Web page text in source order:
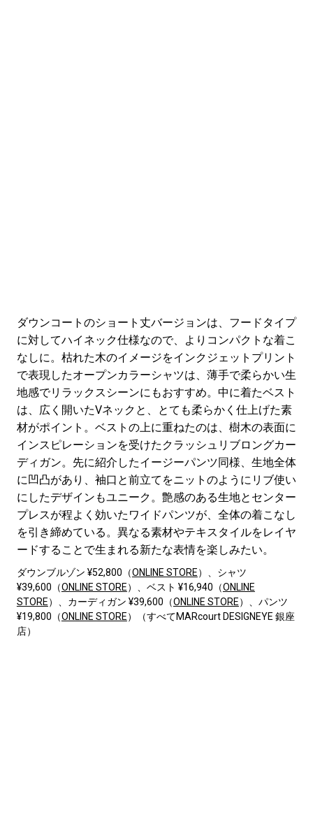
ダウンコートのショート丈バージョンは、フードタイプ
に対してハイネック仕様なので、よりコンパクトな着こ
なしに。枯れた木のイメージをインクジェットプリント
で表現したオープンカラーシャツは、薄手で柔らかい生
地感でリラックスシーンにもおすすめ。中に着たベスト
は、広く開いたVネックと、とても柔らかく仕上げた素
材がポイント。ベストの上に重ねたのは、樹木の表面に
インスピレーションを受けたクラッシュリブロングカー
ディガン。先に紹介したイージーパンツ同様、生地全体
に凹凸があり、袖口と前立てをニットのようにリブ使い
にしたデザインもユニーク。艶感のある生地とセンター
プレスが程よく効いたワイドパンツが、全体の着こなし
を引き締めている。異なる素材やテキスタイルをレイヤ
ードすることで生まれる新たな表情を楽しみたい。
ダウンブルゾン ¥52,800（ONLINE STORE）、シャツ
¥39,600（ONLINE STORE）、ベスト ¥16,940（ONLINE
STORE）、カーディガン ¥39,600（ONLINE STORE）、パンツ
¥19,800（ONLINE STORE）（すべてMARcourt DESIGNEYE 銀座
店）